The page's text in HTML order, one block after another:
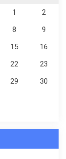
1
2
8
9
15
16
22
23
29
30